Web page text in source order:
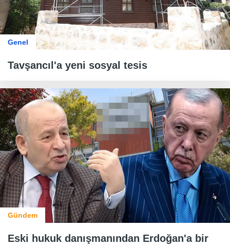
Genel
Tavşancıl'a yeni sosyal tesis
Gündem
Eski hukuk danışmanından Erdoğan'a bir